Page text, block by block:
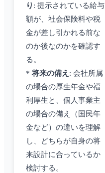
り : 提示されている給与
額が、社会保険料や税
金が差し引かれる前な
のか後なのかを確認す
る。
*将来の備え : 会社所属
の場合の厚生年金や福
利厚生と、個人事業主
の場合の備え（国民年
金など）の違いを理解
し、どちらが自身の将
来設計に合っているか
検討する。